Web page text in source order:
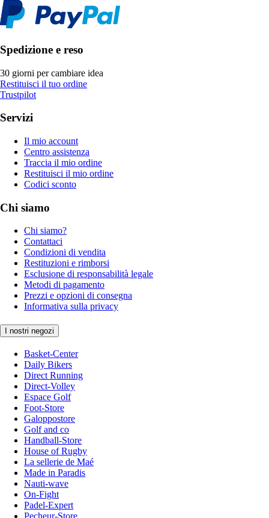
Spedizione e reso
30 giorni per cambiare idea
Restituisci il tuo ordine
Trustpilot
Servizi
Il mio account
Centro assistenza
Traccia il mio ordine
Restituisci il mio ordine
Codici sconto
Chi siamo
Chi siamo?
Contattaci
Condizioni di vendita
Restituzioni e rimborsi
Esclusione di responsabilità legale
Metodi di pagamento
Prezzi e opzioni di consegna
Informativa sulla privacy
I nostri negozi
Basket-Center
Daily Bikers
Direct Running
Direct-Volley
Espace Golf
Foot-Store
Galoppostore
Golf and co
Handball-Store
House of Rugby
La sellerie de Maé
Made in Paradis
Nauti-wave
On-Fight
Padel-Expert
Pecheur-Store